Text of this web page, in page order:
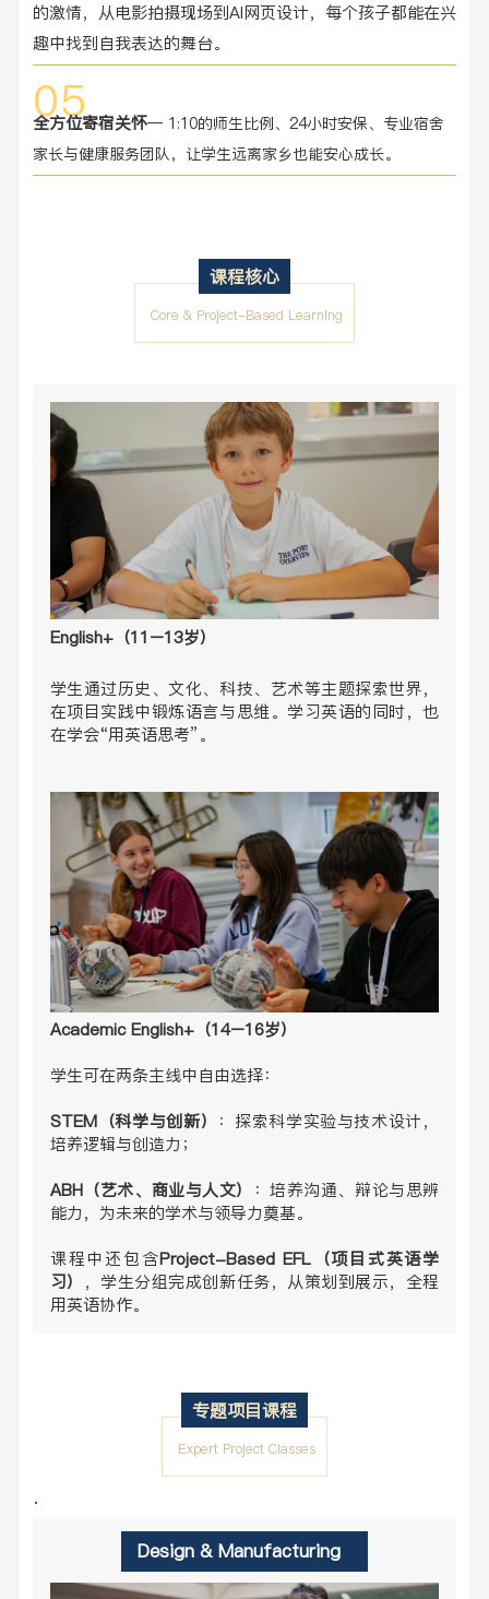
的激情，从电影拍摄现场到AI网页设计，每个孩子都能在兴
趣中找到自我表达的舞台。
05
全方位寄宿关怀— 1:10的师生比例、24小时安保、专业宿舍
家长与健康服务团队，让学生远离家乡也能安心成长。
课程核心
Core & Project-Based Learning
English+（11–13岁）
学生通过历史、文化、科技、艺术等主题探索世界，
在项目实践中锻炼语言与思维。学习英语的同时，也
在学会“用英语思考”。
Academic English+（14–16岁）
学生可在两条主线中自由选择：
STEM（科学与创新）
：探索科学实验与技术设计，
培养逻辑与创造力；
ABH（艺术、商业与人文）
：培养沟通、辩论与思辨
能力，为未来的学术与领导力奠基。
课程中还包含Project-Based EFL（项目式英语学
习）
，学生分组完成创新任务，从策划到展示，全程
用英语协作。
专题项目课程
Expert Project Classes
·
Design & Manufacturing